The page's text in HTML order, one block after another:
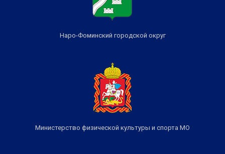
Наро-Фоминский городской округ
Министерство физической культуры и спорта МО